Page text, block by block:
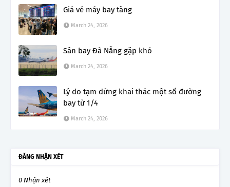
Giá vé máy bay tăng
March 24, 2026
Sân bay Đà Nẵng gặp khó
March 24, 2026
Lý do tạm dừng khai thác một số đường
bay từ 1/4
March 24, 2026
ĐĂNG NHẬN XÉT
0 Nhận xét